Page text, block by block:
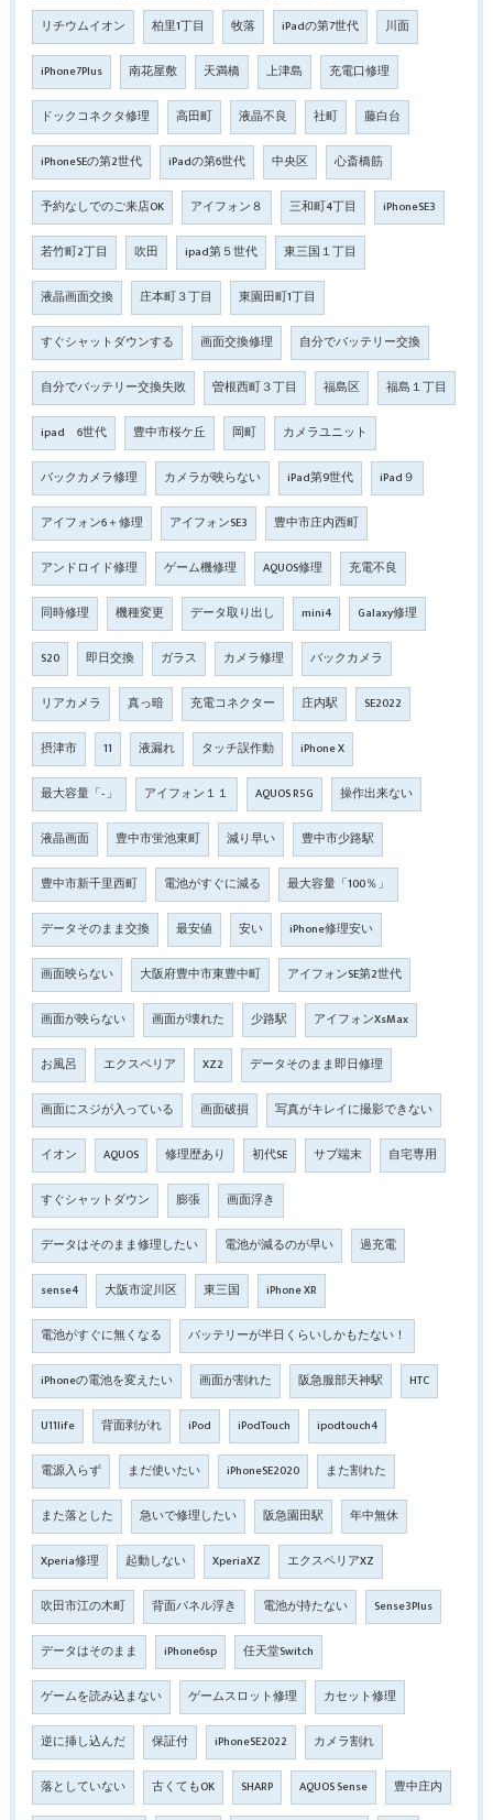
リチウムイオン 柏里1丁目 牧落 iPadの第7世代 川面
iPhone7Plus 南花屋敷 天満橋 上津島 充電口修理
ドックコネクタ修理 高田町 液晶不良 社町 藤白台
iPhoneSEの第2世代 iPadの第6世代 中央区 心斎橋筋
予約なしでのご来店OK アイフォン８ 三和町4丁目 iPhoneSE3
若竹町2丁目 吹田 ipad第５世代 東三国１丁目
液晶画面交換 庄本町３丁目 東園田町1丁目
すぐシャットダウンする 画面交換修理 自分でバッテリー交換
自分でバッテリー交換失敗 曽根西町３丁目 福島区 福島１丁目
ipad 6世代 豊中市桜ケ丘 岡町 カメラユニット
バックカメラ修理 カメラが映らない iPad第9世代 iPad９
アイフォン6＋修理 アイフォンSE3 豊中市庄内西町
アンドロイド修理 ゲーム機修理 AQUOS修理 充電不良
同時修理 機種変更 データ取り出し mini4 Galaxy修理
S20 即日交換 ガラス カメラ修理 バックカメラ
リアカメラ 真っ暗 充電コネクター 庄内駅 SE2022
摂津市 11 液漏れ タッチ誤作動 iPhone X
最大容量「‐」 アイフォン１１ AQUOS R5G 操作出来ない
液晶画面 豊中市蛍池東町 減り早い 豊中市少路駅
豊中市新千里西町 電池がすぐに減る 最大容量「100％」
データそのまま交換 最安値 安い iPhone修理安い
画面映らない 大阪府豊中市東豊中町 アイフォンSE第2世代
画面が映らない 画面が壊れた 少路駅 アイフォンXsMax
お風呂 エクスペリア XZ2 データそのまま即日修理
画面にスジが入っている 画面破損 写真がキレイに撮影できない
イオン AQUOS 修理歴あり 初代SE サブ端末 自宅専用
すぐシャットダウン 膨張 画面浮き
データはそのまま修理したい 電池が減るのが早い 過充電
sense4 大阪市淀川区 東三国 iPhone XR
電池がすぐに無くなる バッテリーが半日くらいしかもたない！
iPhoneの電池を変えたい 画面が割れた 阪急服部天神駅 HTC
U11life 背面剥がれ iPod iPodTouch ipodtouch4
電源入らず まだ使いたい iPhoneSE2020 また割れた
また落とした 急いで修理したい 阪急園田駅 年中無休
Xperia修理 起動しない XperiaXZ エクスペリアXZ
吹田市江の木町 背面パネル浮き 電池が持たない Sense3Plus
データはそのまま iPhone6sp 任天堂Switch
ゲームを読み込まない ゲームスロット修理 カセット修理
逆に挿し込んだ 保証付 iPhoneSE2022 カメラ割れ
落としていない 古くてもOK SHARP AQUOS Sense 豊中庄内